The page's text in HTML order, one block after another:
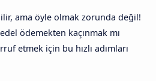
ama öyle olmak zorunda değil!
ödemekten kaçınmak mı
etmek için bu hızlı adımları